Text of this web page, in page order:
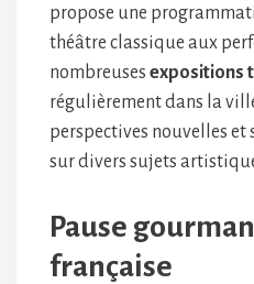
propose une
théâtre classique aux
nombreuses expositions
régulièrement dans la
perspectives nouvelles et
sur divers sujets
Pause
française